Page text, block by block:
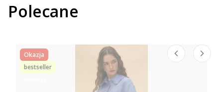
Polecane
Okazja
bestseller